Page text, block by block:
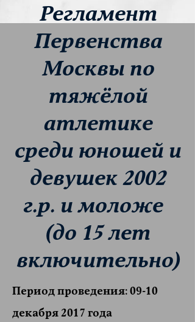
Регламент
Первенства
Москвы по
тяжёлой
атлетике
среди юношей и
девушек 2002
г.р. и моложе
(до 15 лет
включительно)
Период проведения: 09-10
декабря 2017 года